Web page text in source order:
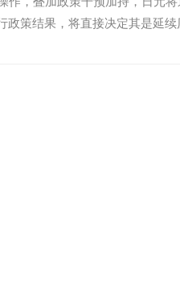
政策结果，将直接决定其是延